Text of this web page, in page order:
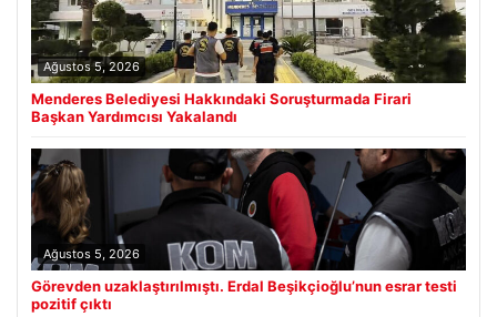
Ağustos 5, 2026
Menderes Belediyesi Hakkındaki Soruşturmada Firari
Başkan Yardımcısı Yakalandı
Ağustos 5, 2026
Görevden uzaklaştırılmıştı. Erdal Beşikçioğlu’nun esrar testi
pozitif çıktı